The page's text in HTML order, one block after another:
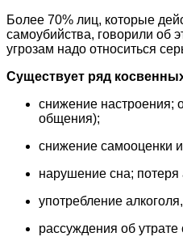
Более 70% лиц, которые
самоубийства, говорили об
угрозам надо относиться
Существует ряд
снижение настроения;
общения);
снижение самооценки
нарушение сна; потеря
употребление
рассуждения об